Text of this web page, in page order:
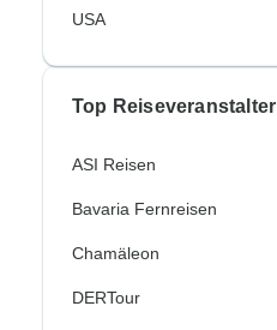
USA
Top Reiseveranstalter
ASI Reisen
Bavaria Fernreisen
Chamäleon
DERTour